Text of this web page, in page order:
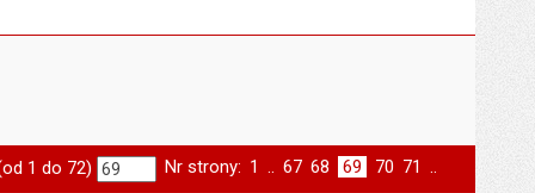
1 do 72)
Nr strony: Strona
1 .. Strona
67 Strona
68 Strona
69 Strona
70 Strona
71 ..